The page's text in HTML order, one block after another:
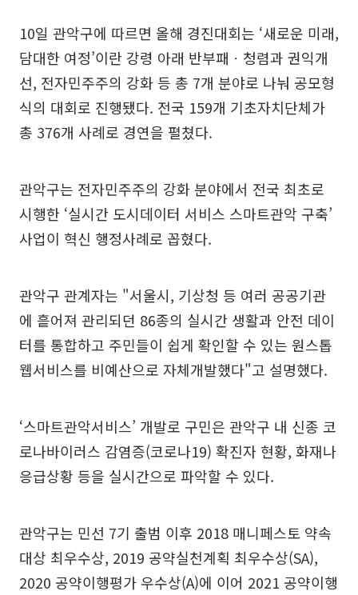
10일 관악구에 따르면 올해 경진대회는 ‘새로운 미래,
담대한 여정’이란 강령 아래 반부패ㆍ청렴과 권익개
선, 전자민주주의 강화 등 총 7개 분야로 나눠 공모형
식의 대회로 진행됐다. 전국 159개 기초자치단체가
총 376개 사례로 경연을 펼쳤다.
관악구는 전자민주주의 강화 분야에서 전국 최초로
시행한 ‘실시간 도시데이터 서비스 스마트관악 구축’
사업이 혁신 행정사례로 꼽혔다.
관악구 관계자는 "서울시, 기상청 등 여러 공공기관
에 흩어져 관리되던 86종의 실시간 생활과 안전 데이
터를 통합하고 주민들이 쉽게 확인할 수 있는 원스톱
웹서비스를 비예산으로 자체개발했다"고 설명했다.
‘스마트관악서비스’ 개발로 구민은 관악구 내 신종 코
로나바이러스 감염증(코로나19) 확진자 현황, 화재나
응급상황 등을 실시간으로 파악할 수 있다.
관악구는 민선 7기 출범 이후 2018 매니페스토 약속
대상 최우수상, 2019 공약실천계획 최우수상(SA),
2020 공약이행평가 우수상(A)에 이어 2021 공약이행